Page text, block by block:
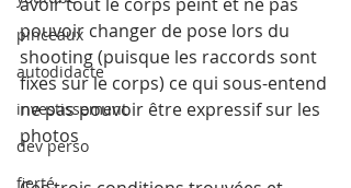
pinceaux
autodidacte
investissement
dev perso
fierté
pouvoir changer de pose lors du
shooting (puisque les raccords sont
fixes sur le corps) ce qui sous-entend
ne pas pouvoir être expressif sur les
photos